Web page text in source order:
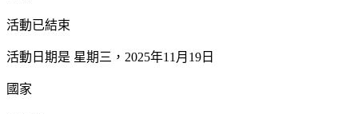
活動已結束
活動日期是 星期三，2025年11月19日
國家